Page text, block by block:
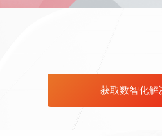
获取数智化解